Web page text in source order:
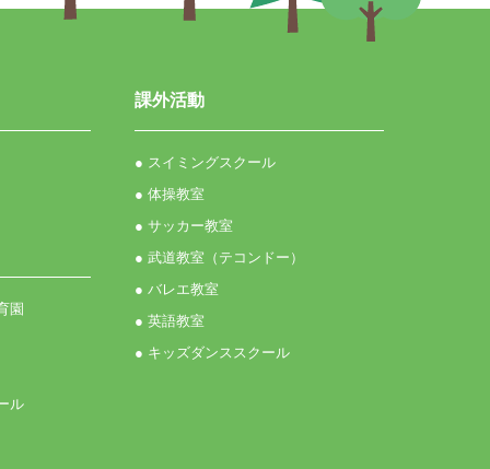
園
ル
課外活動
● スイミングスクール
● 体操教室
● サッカー教室
● 武道教室（テコンドー）
● バレエ教室
● 英語教室
● キッズダンススクール